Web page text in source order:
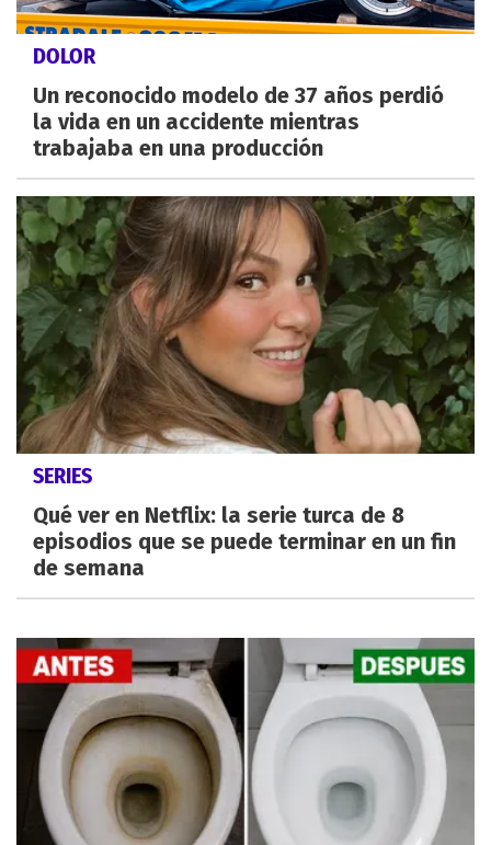
DOLOR
Un reconocido modelo de 37 años perdió
la vida en un accidente mientras
trabajaba en una producción
SERIES
Qué ver en Netflix: la serie turca de 8
episodios que se puede terminar en un fin
de semana